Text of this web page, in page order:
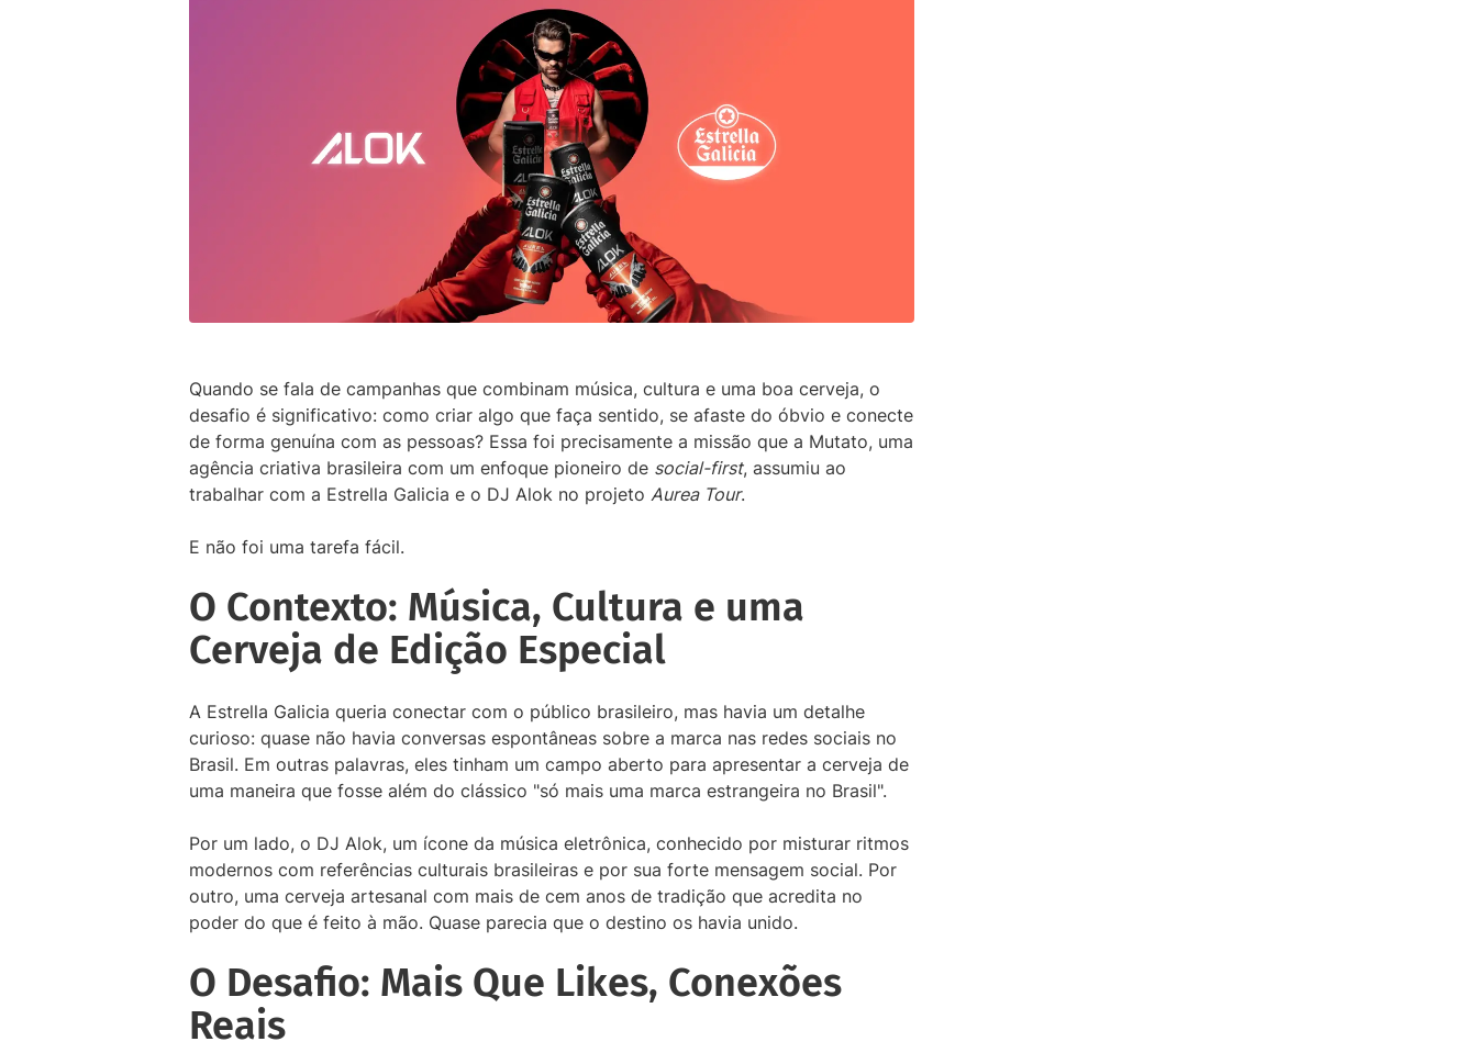
primeiro assistente de escuta de mídia
social baseado em IA.
Saiba mais
assunto.
Saiba mais
Descoberta de influenciadores
Descubra vozes influentes sem esforço
para se conectar melhor com seu público.
Saiba mais
Quando se fala de campanhas que combinam música, cultura e uma boa cerveja, o
desafio é significativo: como criar algo que faça sentido, se afaste do óbvio e conecte
de forma genuína com as pessoas? Essa foi precisamente a missão que a Mutato, uma
agência criativa brasileira com um enfoque pioneiro de social-first, assumiu ao
trabalhar com a Estrella Galicia e o DJ Alok no projeto Aurea Tour.
E não foi uma tarefa fácil.
O Contexto: Música, Cultura e uma
Cerveja de Edição Especial
A Estrella Galicia queria conectar com o público brasileiro, mas havia um detalhe
curioso: quase não havia conversas espontâneas sobre a marca nas redes sociais no
Brasil. Em outras palavras, eles tinham um campo aberto para apresentar a cerveja de
uma maneira que fosse além do clássico "só mais uma marca estrangeira no Brasil".
Por um lado, o DJ Alok, um ícone da música eletrônica, conhecido por misturar ritmos
modernos com referências culturais brasileiras e por sua forte mensagem social. Por
outro, uma cerveja artesanal com mais de cem anos de tradição que acredita no
poder do que é feito à mão. Quase parecia que o destino os havia unido.
O Desafio: Mais Que Likes, Conexões
Reais